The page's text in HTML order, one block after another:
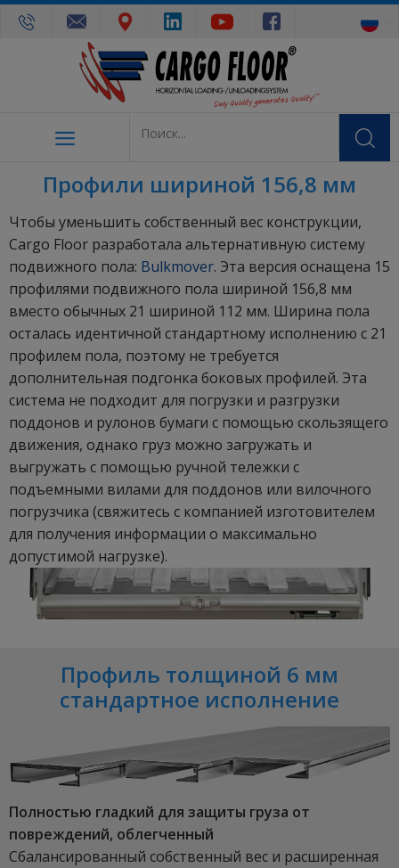
Профили шириной 156,8 мм
Чтобы уменьшить собственный вес конструкции,
Cargo Floor разработала альтернативную систему
подвижного пола: Bulkmover. Эта версия оснащена 15
профилями подвижного пола шириной 156,8 мм
вместо обычных 21 шириной 112 мм. Ширина пола
осталась идентичной стандартному исполнению с 21
профилем пола, поэтому не требуется
дополнительная подгонка боковых профилей. Эта
система не подходит для погрузки и разгрузки
поддонов и рулонов бумаги с помощью скользящего
движения, однако груз можно загружать и
выгружать с помощью ручной тележки с
подъемными вилами для поддонов или вилочного
погрузчика (свяжитесь с компанией изготовителем
для получения информации о максимально
допустимой нагрузке).
Профиль толщиной 6 мм
стандартное исполнение
Полностью гладкий для защиты груза от
повреждений, облегченный
Сбалансированный собственный вес и расширенная